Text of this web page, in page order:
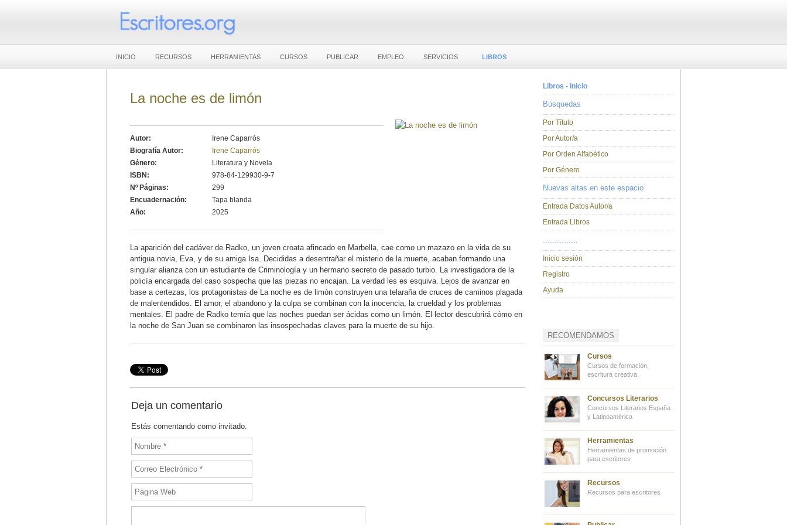
INICIO RECURSOS HERRAMIENTAS CURSOS PUBLICAR EMPLEO SERVICIOS LIBROS
La noche es de limón
Autor:
Irene Caparrós
Biografía Autor:
Irene Caparrós
Género:
Literatura y Novela
ISBN:
978-84-129930-9-7
Nº Páginas:
299
Encuadernación:
Tapa blanda
Año:
2025
La aparición del cadáver de Radko, un joven croata afincado en Marbella, cae como un mazazo en la vida de su
antigua novia, Eva, y de su amiga Isa. Decididas a desentrañar el misterio de la muerte, acaban formando una
singular alianza con un estudiante de Criminología y un hermano secreto de pasado turbio. La investigadora de la
policía encargada del caso sospecha que las piezas no encajan. La verdad les es esquiva. Lejos de avanzar en
base a certezas, los protagonistas de La noche es de limón construyen una telaraña de cruces de caminos plagada
de malentendidos. El amor, el abandono y la culpa se combinan con la inocencia, la crueldad y los problemas
mentales. El padre de Radko temía que las noches puedan ser ácidas como un limón. El lector descubrirá cómo en
la noche de San Juan se combinaron las insospechadas claves para la muerte de su hijo.
Deja un comentario
Estás comentando como invitado.
Libros - Inicio
Búsquedas
Por Título
Por Autor/a
Por Orden Alfabético
Por Género
Nuevas altas en este espacio
Entrada Datos Autor/a
Entrada Libros
...............
Inicio sesión
Registro
Ayuda
RECOMENDAMOS
Cursos
Cursos de formación,
escritura creativa.
Concursos Literarios
Concursos Literarios España
y Latinoamérica
Herramientas
Herramientas de promoción
para escritores
Recursos
Recursos para escritores